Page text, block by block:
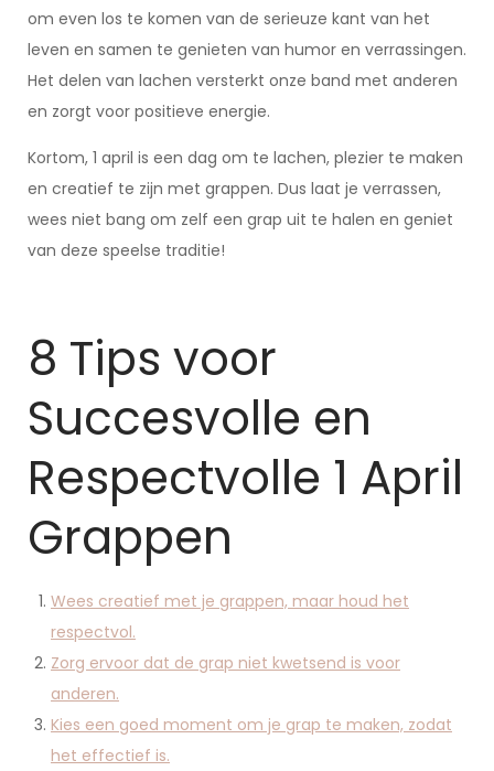
om even los te komen van de serieuze kant van het
leven en samen te genieten van humor en verrassingen.
Het delen van lachen versterkt onze band met anderen
en zorgt voor positieve energie.
Kortom, 1 april is een dag om te lachen, plezier te maken
en creatief te zijn met grappen. Dus laat je verrassen,
wees niet bang om zelf een grap uit te halen en geniet
van deze speelse traditie!
8 Tips voor
Succesvolle en
Respectvolle 1 April
Grappen
Wees creatief met je grappen, maar houd het
respectvol.
Zorg ervoor dat de grap niet kwetsend is voor
anderen.
Kies een goed moment om je grap te maken, zodat
het effectief is.